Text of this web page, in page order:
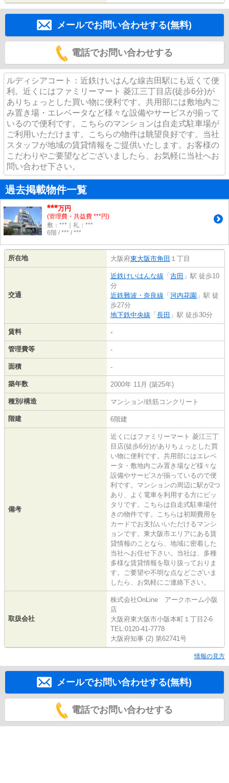
メールでお問い合わせする(無料)
電話でお問い合わせする
ルディシアコート：近鉄けいはんな線吉田駅にも近くて便
利。近くにはファミリーマート 菱江三丁目店(徒歩6分)が
ありちょっとした買い物に便利です。共用部には敷地内ご
み置き場・エレベータなど様々な設備やサービスが揃って
いるので便利です。こちらのマンションは自走式駐車場が
ご利用いただけます。こちらの物件は眺望良好です。当社
スタッフが地域の賃貸情報をご提供いたします。お客様の
こだわりやご要望などございましたら、お気軽に当社へお
問い合わせ下さい。
過去掲載物件一覧
***万円
(管理費・共益費 ***円)
敷：***｜礼：***
6階 / *** / ***
所在地 大阪府東大阪市角田 １丁目
交通
近鉄けいはんな線 「 吉田 」駅 徒歩10
分
近鉄難波・奈良線 「 河内花園 」駅 徒
歩27分
地下鉄中央線 「 長田 」駅 徒歩30分
賃料 -
管理費等 -
面積 -
築年数 2000年 11月 (築25年)
種別/構造 マンション/鉄筋コンクリート
階建 6階建
備考
近くにはファミリーマート 菱江三丁
目店(徒歩6分)がありちょっとした買
い物に便利です。共用部にはエレベ
ータ・敷地内ごみ置き場など様々な
設備やサービスが揃っているので便
利です。マンションの周辺に駅が2つ
あり、よく電車を利用する方にピッ
タリです。こちらは自走式駐車場付
きの物件です。こちらは初期費用を
カードでお支払いいただけるマンシ
ョンです。東大阪市エリアにある賃
貸情報のことなら、地域に密着した
当社へお任せ下さい。当社は、多種
多様な賃貸情報を取り扱っておりま
す。ご要望や不明な点などございま
したら、お気軽にご連絡下さい。
取扱会社
株式会社OnLine アークホーム小阪
店
大阪府東大阪市小阪本町１丁目2-6
TEL:0120-41-7778
大阪府知事 (2) 第62741号
情報の見方
メールでお問い合わせする(無料)
電話でお問い合わせする